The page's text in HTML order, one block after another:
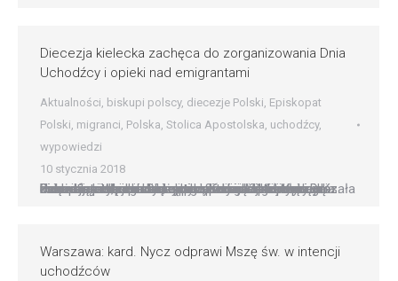
Diecezja kielecka zachęca do zorganizowania Dnia
Uchodźcy i opieki nad emigrantami
Aktualności, biskupi polscy, diecezje Polski, Episkopat
Polski, migranci, Polska, Stolica Apostolska, uchodźcy,
wypowiedzi
10 stycznia 2018
Diecezja kielecka zachęca do zorganizowania Dnia Uchodźcy i opieki nad emigrantami Materiały duszpasterskie dotyczące opieki i współpracy z uchodźcami, organizacji przypadającego w drugą niedzielę stycznia Dnia Uchodźcy oraz zachętę do rozważenia tej problematyki, Kuria kielecka przekazała księżom proboszczom parafii diecezji kieleckiej. Ks. Sebastian Wieczorek, notariusz kieleckiej Kurii zwracając się do księży pisze m.in.: ?14 stycznia…
Warszawa: kard. Nycz odprawi Mszę św. w intencji
uchodźców